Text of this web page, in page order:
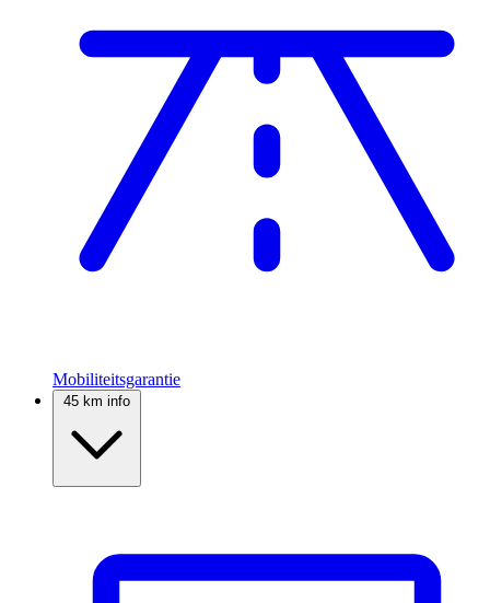
Mobiliteitsgarantie
45 km info